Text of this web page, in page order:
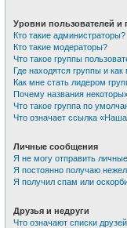
Уровни пользователей и
Кто такие администраторы?
Кто такие модераторы?
Что такое группы
Где находятся группы и
Как мне стать лидером
Почему названия
Что такое группа по
Что означает ссылка
Личные сообщения
Я не могу отправить
Я постоянно получаю
Я получил спам или
Друзья и недруги
Что означают списки